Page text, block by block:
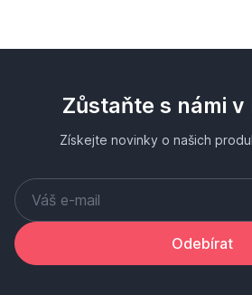
Zůstaňte s námi
Získejte novinky o našich
Odebírat